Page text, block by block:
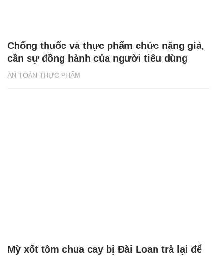
AN TOÀN THỰC PHẨM
Chống thuốc và thực phẩm chức năng giả,
cần sự đồng hành của người tiêu dùng
Mỳ xốt tôm chua cay bị Đài Loan trả lại để